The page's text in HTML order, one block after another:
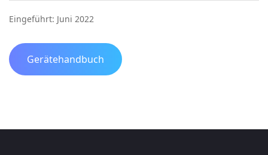
Eingeführt: Juni 2022
Gerätehandbuch